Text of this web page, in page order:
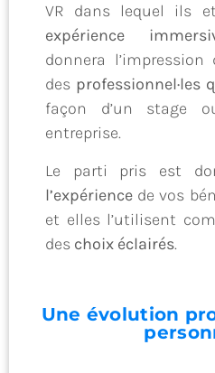
VR dans lequel ils
expérience
donnera
des professionnel·les
façon d’un stage
entreprise.
Le parti pris est
l’expérience de vos
et elles l’utilisent
des choix éclairés.
Une évolution